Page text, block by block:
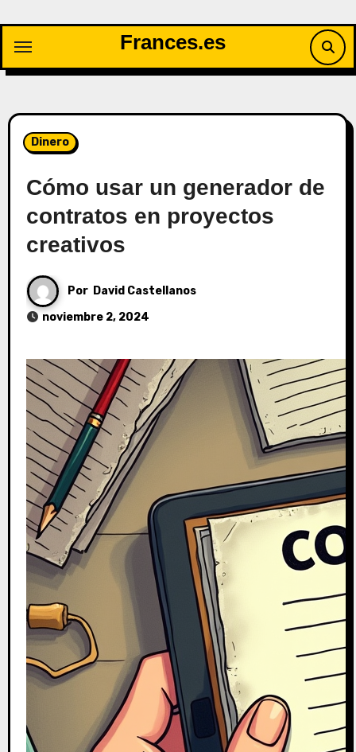
contenido
Frances.es
Dinero
Cómo usar un generador de
contratos en proyectos
creativos
Por David Castellanos
noviembre 2, 2024